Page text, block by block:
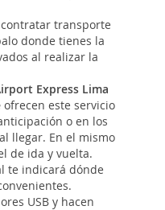
transporte
donde tienes la
al realizar la
Express Lima
ofrecen este servicio
o en los
llegar. En el mismo
de ida y vuelta.
te indicará dónde
USB y hacen